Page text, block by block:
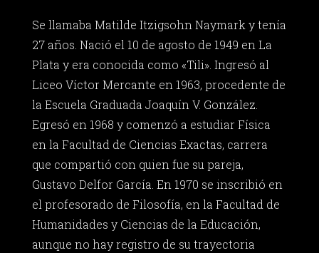
Se llamaba Matilde Itzigsohn Naymark y tenía
27 años. Nació el 10 de agosto de 1949 en La
Plata y era conocida como «Tili». Ingresó al
Liceo Víctor Mercante en 1963, procedente de
la Escuela Graduada Joaquín V. González.
Egresó en 1968 y comenzó a estudiar Física
en la Facultad de Ciencias Exactas, carrera
que compartió con quien fue su pareja,
Gustavo Delfor García. En 1970 se inscribió en
el profesorado de Filosofía, en la Facultad de
Humanidades y Ciencias de la Educación,
aunque no hay registro de su trayectoria